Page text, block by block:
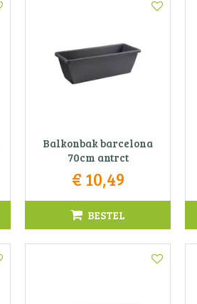
Balkonbak barcelona
70cm antrct
€ 10,49
BESTEL